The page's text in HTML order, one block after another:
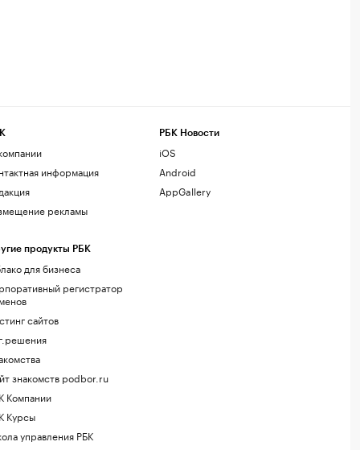
информация
рекламы
продукты РБК
для бизнеса
регистратор
сайтов
знакомств podbor.ru
Компании
Курсы
управления РБК
РБК Новости
iOS
Android
AppGallery